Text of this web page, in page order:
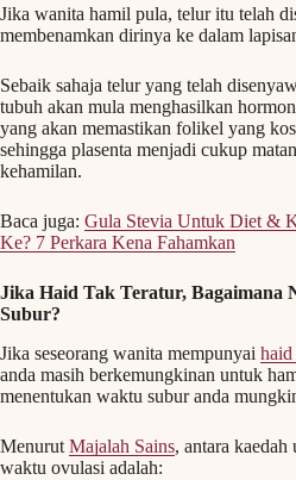
Jika wanita hamil pula, telur itu telah
membenamkan dirinya ke dalam
Sebaik sahaja telur yang telah
tubuh akan mula menghasilkan
yang akan memastikan folikel yang
sehingga plasenta menjadi cukup
kehamilan.
Baca juga: Gula Stevia Untuk Diet &
Ke? 7 Perkara Kena Fahamkan
Jika Haid Tak Teratur, Bagaimana
Subur?
Jika seseorang wanita mempunyai haid
anda masih berkemungkinan untuk
menentukan waktu subur anda
Menurut Majalah Sains, antara kaedah
waktu ovulasi adalah: